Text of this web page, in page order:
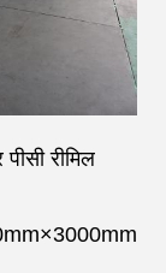
रीमिल